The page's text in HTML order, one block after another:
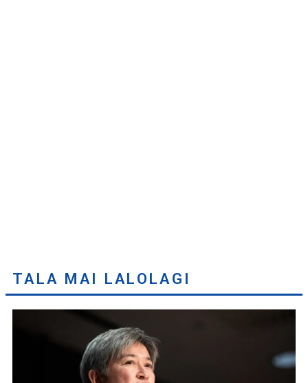
TALA MAI LALOLAGI